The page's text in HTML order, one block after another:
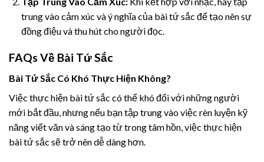
trung vào cảm xúc và ý nghĩa của bài tứ sắc để tạo nên sự
đồng điệu và thu hút cho người đọc.
FAQs Về Bài Tứ Sắc
Bài Tứ Sắc Có Khó Thực Hiện Không?
Việc thực hiện bài tứ sắc có thể khó đối với những người
mới bắt đầu, nhưng nếu bạn tập trung vào việc rèn luyện kỹ
năng viết văn và sáng tạo từ trong tâm hồn, việc thực hiện
bài tứ sắc sẽ trở nên dễ dàng hơn.